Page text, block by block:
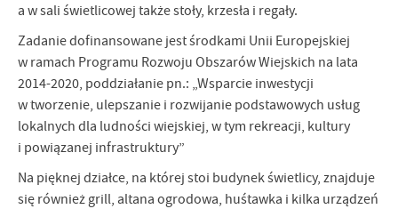
a w sali świetlicowej także stoły, krzesła i regały.
Zadanie dofinansowane jest środkami Unii Europejskiej
w ramach Programu Rozwoju Obszarów Wiejskich na lata
2014-2020, poddziałanie pn.: „Wsparcie inwestycji
w tworzenie, ulepszanie i rozwijanie podstawowych usług
lokalnych dla ludności wiejskiej, w tym rekreacji, kultury
i powiązanej infrastruktury”
Na pięknej działce, na której stoi budynek świetlicy, znajduje
się również grill, altana ogrodowa, huśtawka i kilka urządzeń